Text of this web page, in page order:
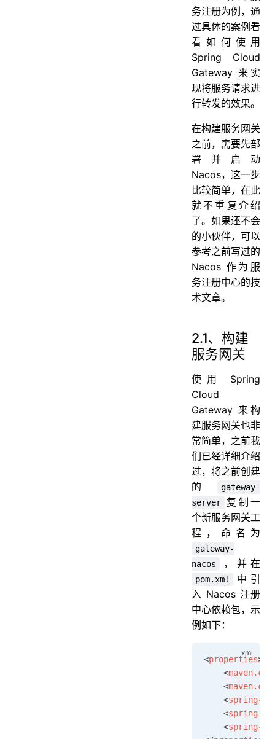
务注册为例，通
过具体的案例看
看如何使用
Spring Cloud
Gateway 来实
现将服务请求进
行转发的效果。
在构建服务网关
之前，需要先部
署并启动
Nacos，这一步
比较简单，在此
就不重复介绍
了。如果还不会
的小伙伴，可以
参考之前写过的
Nacos 作为服
务注册中心的技
术文章。
2.1、构建
服务网关
使用 Spring
Cloud
Gateway 来构
建服务网关也非
常简单，之前我
们已经详细介绍
过，将之前创建
的
gateway-
server
复制一
个新服务网关工
程，命名为
gateway-
nacos
，并在
pom.xml
中引
入 Nacos 注册
中心依赖包，示
例如下：
<properties>
    <
    <
    <
spring-
    <
spring-
    <
spring-